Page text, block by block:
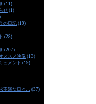
(11)
せ(1)
の日記(19)
(28)
(207)
ススメ映像 (13)
ュメント (19)
不満な日々… (37)